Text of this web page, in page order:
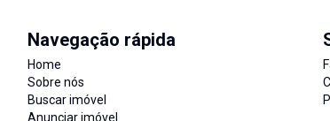
Navegação rápida
Home
Sobre nós
Buscar imóvel
Anunciar imóvel